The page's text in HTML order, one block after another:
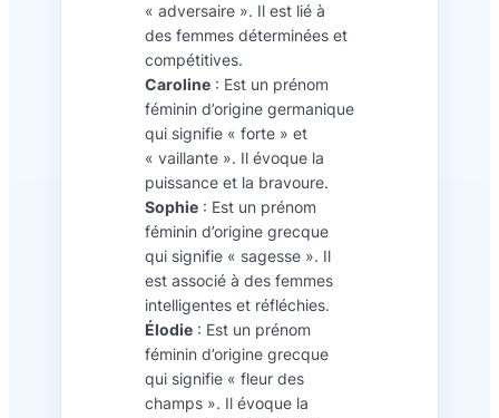
« adversaire ». Il est lié à
des femmes déterminées et
compétitives.
Caroline: Est un prénom
féminin d’origine germanique
qui signifie « forte » et
« vaillante ». Il évoque la
puissance et la bravoure.
Sophie: Est un prénom
féminin d’origine grecque
qui signifie « sagesse ». Il
est associé à des femmes
intelligentes et réfléchies.
Élodie: Est un prénom
féminin d’origine grecque
qui signifie « fleur des
champs ». Il évoque la